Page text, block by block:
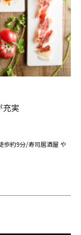
充実
歩約9分/寿司居酒屋 や